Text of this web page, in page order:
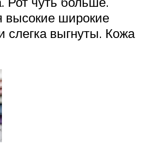
высокие широкие
слегка выгнуты. Кожа